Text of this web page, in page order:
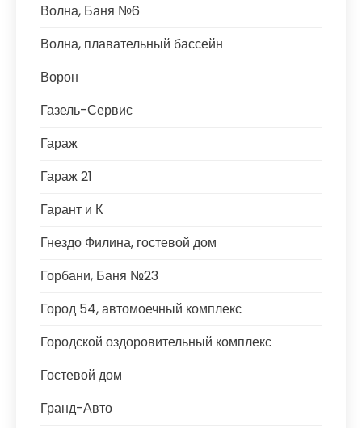
Волна, Баня №6
Волна, плавательный бассейн
Ворон
Газель-Сервис
Гараж
Гараж 21
Гарант и К
Гнездо Филина, гостевой дом
Горбани, Баня №23
Город 54, автомоечный комплекс
Городской оздоровительный комплекс
Гостевой дом
Гранд-Авто